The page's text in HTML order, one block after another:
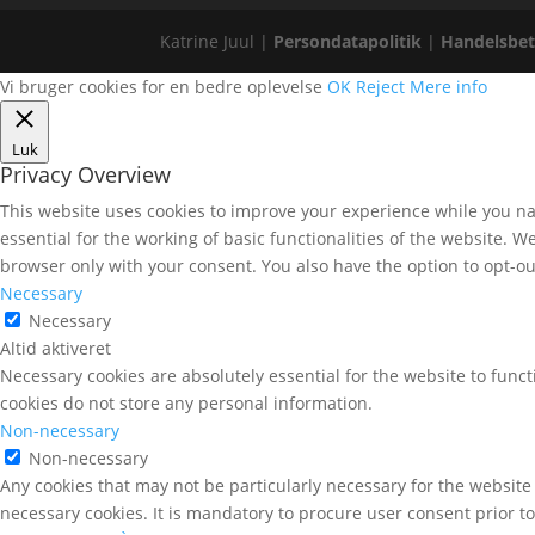
Katrine Juul | Persondatapolitik |
Vi bruger cookies for en bedre oplevelse OK Reject Mere info
Luk
Privacy Overview
This website uses cookies to improve your experience while you
essential for the working of basic functionalities of the website.
browser only with your consent. You also have the option to opt-
Necessary
Necessary
Altid aktiveret
Necessary cookies are absolutely essential for the website to
cookies do not store any personal information.
Non-necessary
Non-necessary
Any cookies that may not be particularly necessary for the
necessary cookies. It is mandatory to procure user consent prior